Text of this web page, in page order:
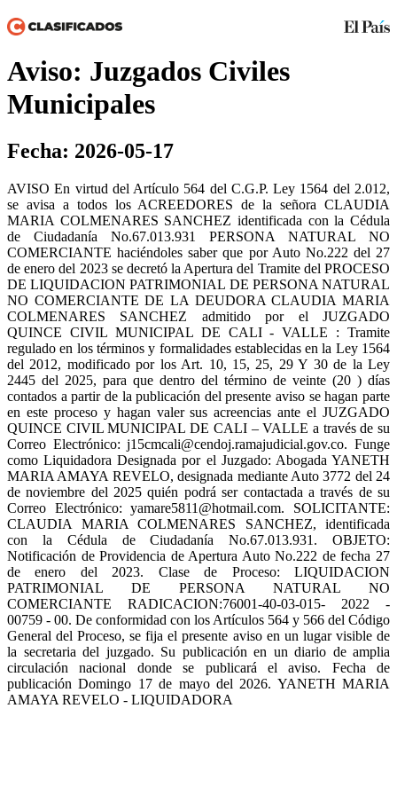
Aviso: Juzgados Civiles
Municipales
Fecha: 2026-05-17
AVISO En virtud del Artículo 564 del C.G.P. Ley 1564 del 2.012,
se avisa a todos los ACREEDORES de la señora CLAUDIA
MARIA COLMENARES SANCHEZ identificada con la Cédula
de Ciudadanía No.67.013.931 PERSONA NATURAL NO
COMERCIANTE haciéndoles saber que por Auto No.222 del 27
de enero del 2023 se decretó la Apertura del Tramite del PROCESO
DE LIQUIDACION PATRIMONIAL DE PERSONA NATURAL
NO COMERCIANTE DE LA DEUDORA CLAUDIA MARIA
COLMENARES SANCHEZ admitido por el JUZGADO
QUINCE CIVIL MUNICIPAL DE CALI - VALLE : Tramite
regulado en los términos y formalidades establecidas en la Ley 1564
del 2012, modificado por los Art. 10, 15, 25, 29 Y 30 de la Ley
2445 del 2025, para que dentro del término de veinte (20 ) días
contados a partir de la publicación del presente aviso se hagan parte
en este proceso y hagan valer sus acreencias ante el JUZGADO
QUINCE CIVIL MUNICIPAL DE CALI – VALLE a través de su
Correo Electrónico: j15cmcali@cendoj.ramajudicial.gov.co. Funge
como Liquidadora Designada por el Juzgado: Abogada YANETH
MARIA AMAYA REVELO, designada mediante Auto 3772 del 24
de noviembre del 2025 quién podrá ser contactada a través de su
Correo Electrónico: yamare5811@hotmail.com. SOLICITANTE:
CLAUDIA MARIA COLMENARES SANCHEZ, identificada
con la Cédula de Ciudadanía No.67.013.931. OBJETO:
Notificación de Providencia de Apertura Auto No.222 de fecha 27
de enero del 2023. Clase de Proceso: LIQUIDACION
PATRIMONIAL DE PERSONA NATURAL NO
COMERCIANTE RADICACION:76001-40-03-015- 2022 -
00759 - 00. De conformidad con los Artículos 564 y 566 del Código
General del Proceso, se fija el presente aviso en un lugar visible de
la secretaria del juzgado. Su publicación en un diario de amplia
circulación nacional donde se publicará el aviso. Fecha de
publicación Domingo 17 de mayo del 2026. YANETH MARIA
AMAYA REVELO - LIQUIDADORA